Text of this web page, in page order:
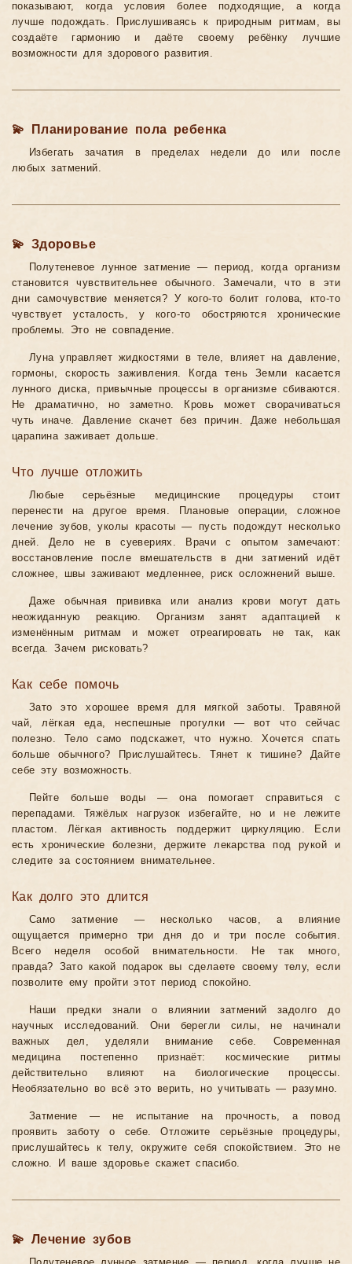
показывают, когда условия более подходящие, а когда
лучше подождать. Прислушиваясь к природным ритмам, вы
создаёте гармонию и даёте своему ребёнку лучшие
возможности для здорового развития.
💫 Планирование пола ребенка
Избегать зачатия в пределах недели до или после
любых затмений.
💫 Здоровье
Полутеневое лунное затмение — период, когда организм
становится чувствительнее обычного. Замечали, что в эти
дни самочувствие меняется? У кого-то болит голова, кто-то
чувствует усталость, у кого-то обостряются хронические
проблемы. Это не совпадение.
Луна управляет жидкостями в теле, влияет на давление,
гормоны, скорость заживления. Когда тень Земли касается
лунного диска, привычные процессы в организме сбиваются.
Не драматично, но заметно. Кровь может сворачиваться
чуть иначе. Давление скачет без причин. Даже небольшая
царапина заживает дольше.
Что лучше отложить
Любые серьёзные медицинские процедуры стоит
перенести на другое время. Плановые операции, сложное
лечение зубов, уколы красоты — пусть подождут несколько
дней. Дело не в суевериях. Врачи с опытом замечают:
восстановление после вмешательств в дни затмений идёт
сложнее, швы заживают медленнее, риск осложнений выше.
Даже обычная прививка или анализ крови могут дать
неожиданную реакцию. Организм занят адаптацией к
изменённым ритмам и может отреагировать не так, как
всегда. Зачем рисковать?
Как себе помочь
Зато это хорошее время для мягкой заботы. Травяной
чай, лёгкая еда, неспешные прогулки — вот что сейчас
полезно. Тело само подскажет, что нужно. Хочется спать
больше обычного? Прислушайтесь. Тянет к тишине? Дайте
себе эту возможность.
Пейте больше воды — она помогает справиться с
перепадами. Тяжёлых нагрузок избегайте, но и не лежите
пластом. Лёгкая активность поддержит циркуляцию. Если
есть хронические болезни, держите лекарства под рукой и
следите за состоянием внимательнее.
Как долго это длится
Само затмение — несколько часов, а влияние
ощущается примерно три дня до и три после события.
Всего неделя особой внимательности. Не так много,
правда? Зато какой подарок вы сделаете своему телу, если
позволите ему пройти этот период спокойно.
Наши предки знали о влиянии затмений задолго до
научных исследований. Они берегли силы, не начинали
важных дел, уделяли внимание себе. Современная
медицина постепенно признаёт: космические ритмы
действительно влияют на биологические процессы.
Необязательно во всё это верить, но учитывать — разумно.
Затмение — не испытание на прочность, а повод
проявить заботу о себе. Отложите серьёзные процедуры,
прислушайтесь к телу, окружите себя спокойствием. Это не
сложно. И ваше здоровье скажет спасибо.
💫 Лечение зубов